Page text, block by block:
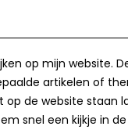
op mijn
artikelen of
de website
snel een kijkje in